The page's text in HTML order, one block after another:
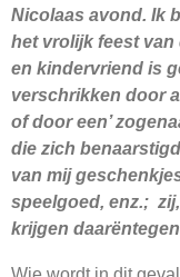
Nicolaas avond. Ik
het vrolijk feest van
en kindervriend is
verschrikken door
of door een’
die zich
van mij
speelgoed, enz.;
krijgen